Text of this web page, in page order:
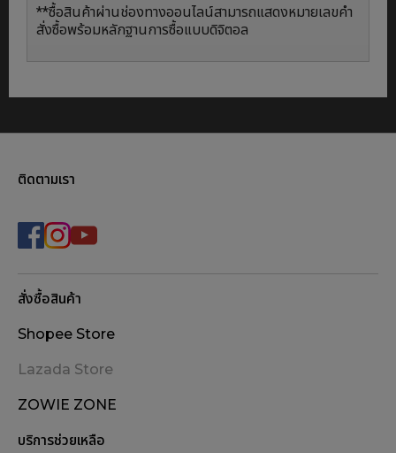
**ซื้อสินค้าผ่านช่องทางออนไลน์สามารถแสดงหมายเลขคำ
สั่งซื้อพร้อมหลักฐานการซื้อแบบดิจิตอล
ติดตามเรา
สั่งซื้อสินค้า
Shopee Store
Lazada Store
ZOWIE ZONE
บริการช่วยเหลือ